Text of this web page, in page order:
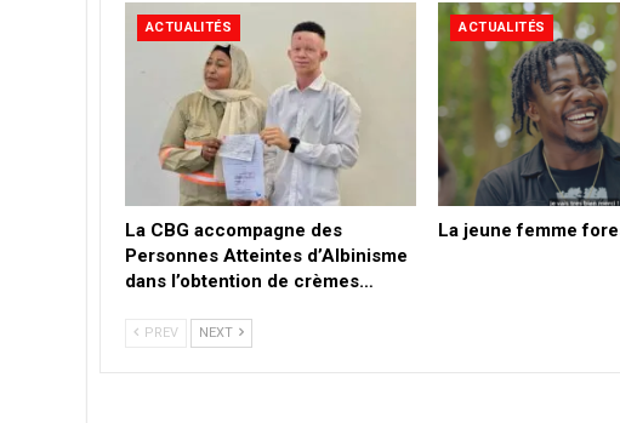
ACTUALITÉS
La CBG accompagne des
Personnes Atteintes d’Albinisme
dans l’obtention de crèmes…
ACTUALITÉS
La jeune femme
PREV NEXT